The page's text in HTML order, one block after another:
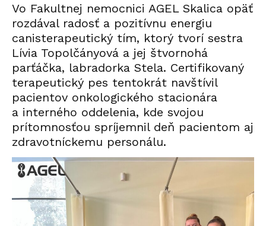
Vo Fakultnej nemocnici AGEL Skalica opäť
rozdával radosť a pozitívnu energiu
canisterapeutický tím, ktorý tvorí sestra
Lívia Topolčányová a jej štvornohá
parťáčka, labradorka Stela. Certifikovaný
terapeutický pes tentokrát navštívil
pacientov onkologického stacionára
a interného oddelenia, kde svojou
prítomnosťou spríjemnil deň pacientom aj
zdravotníckemu personálu.